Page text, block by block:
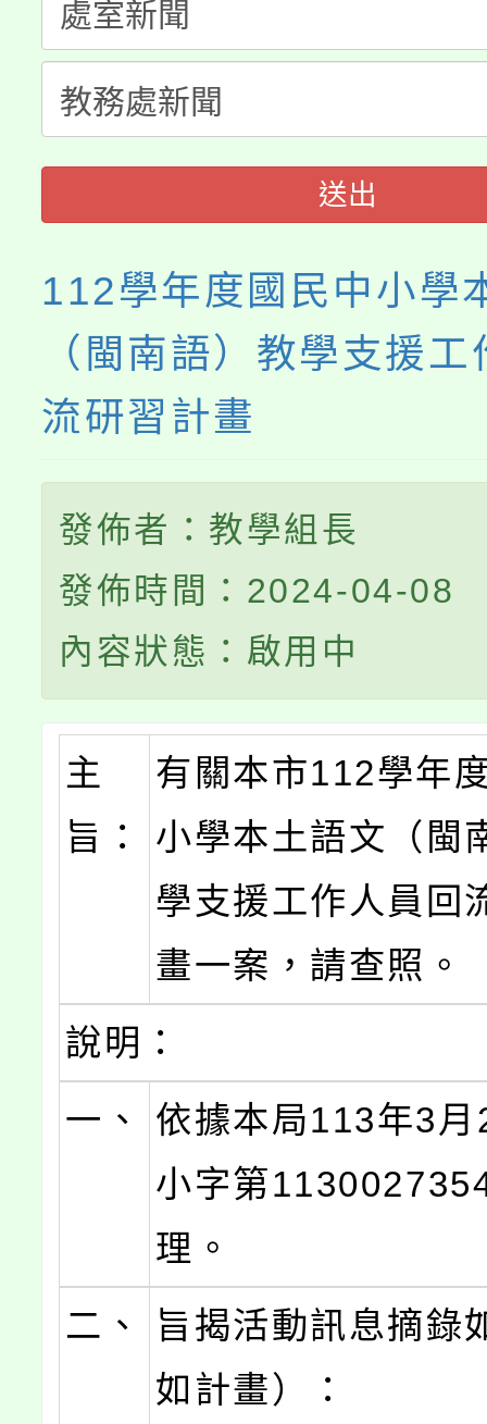
者。
份教師研習
淨零綠生活教案入校路
會
115年食農教育專業人
程
送出
112學年度國民中小學
（閩南語）教學支援
流研習計畫
發佈者：教學組長
發佈時間：2024-04-08
內容狀態：啟用中
主
旨：
有關本市112學年
小學本土語文（閩
學支援工作人員回
畫一案，請查照。
說明：
一、
依據本局113年3
小字第
理。
二、
旨揭活動訊息摘錄
如計畫）：